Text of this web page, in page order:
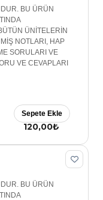
BU ÜRÜN
ÜNİTELERİN
NOTLARI, HAP
SORULARI VE
VE CEVAPLARI
120,00₺
Sepete Ekle
BU ÜRÜN